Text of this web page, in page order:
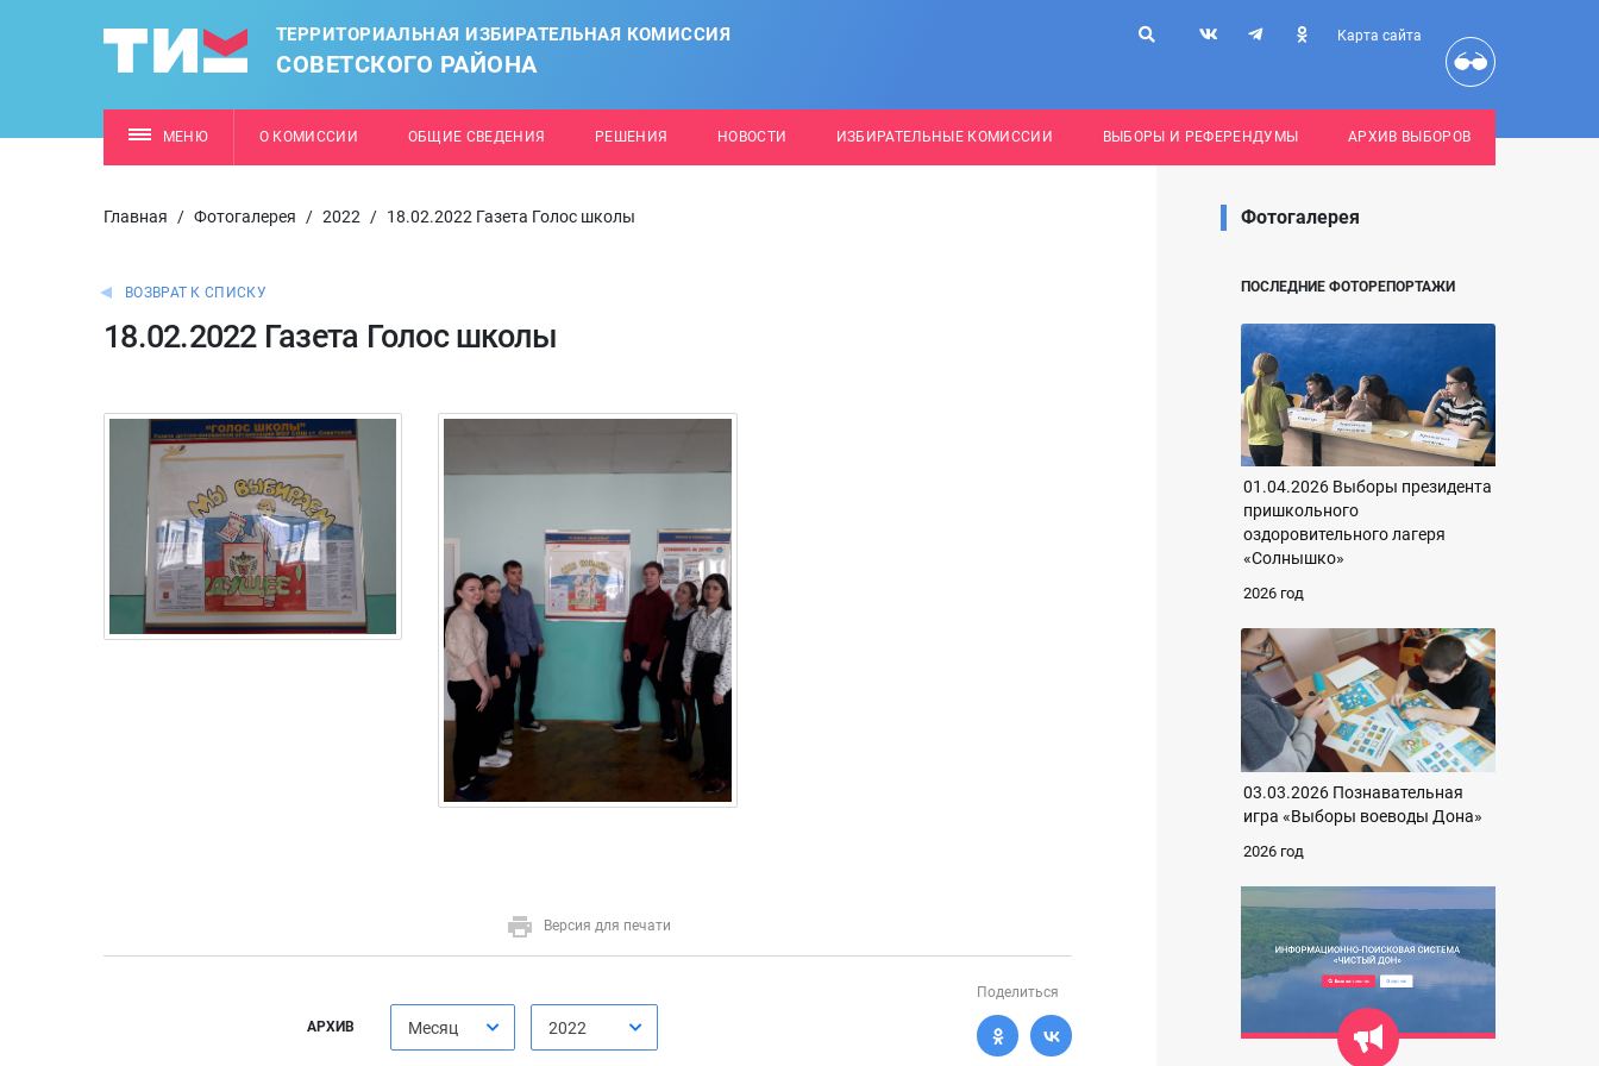
ТЕРРИТОРИАЛЬНАЯ ИЗБИРАТЕЛЬНАЯ КОМИССИЯ
СОВЕТСКОГО РАЙОНА
Карта сайта
МЕНЮ О КОМИССИИ ОБЩИЕ СВЕДЕНИЯ РЕШЕНИЯ НОВОСТИ ИЗБИРАТЕЛЬНЫЕ КОМИССИИ ВЫБОРЫ И РЕФЕРЕНДУМЫ АРХИВ ВЫБОРОВ
Главная / Фотогалерея / 2022 / 18.02.2022 Газета Голос школы
ВОЗВРАТ К СПИСКУ
18.02.2022 Газета Голос школы
Версия для печати
АРХИВ Месяц 2022
Поделиться
Фотогалерея
ПОСЛЕДНИЕ ФОТОРЕПОРТАЖИ
01.04.2026 Выборы президента
пришкольного
оздоровительного лагеря
«Солнышко»
2026 год
03.03.2026 Познавательная
игра «Выборы воеводы Дона»
2026 год